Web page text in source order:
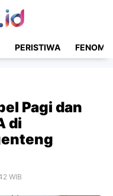
PERISTIWA
Pagi dan
di
WIB